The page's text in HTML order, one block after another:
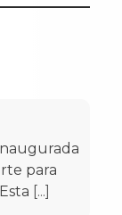
para
[...]